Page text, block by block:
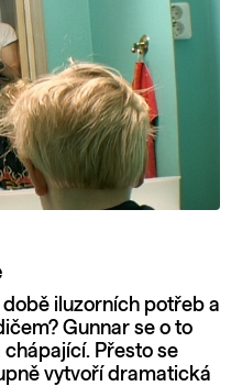
iluzorních potřeb a
Gunnar se o to
chápající. Přesto se
vytvoří dramatická